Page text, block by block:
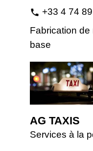
phone +33 4 74
Fabrication
base
AG TAXIS
Services à la